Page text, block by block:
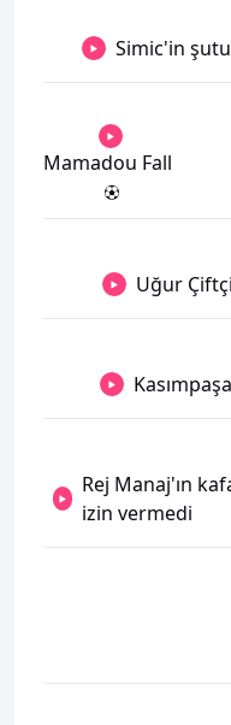
Simic'in
Mamadou Fall
Uğur
Rej Manaj'ın
izin vermedi